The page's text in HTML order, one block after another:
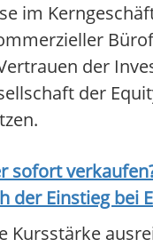
im
der
der
sofort
der Einstieg bei
Kursstärke